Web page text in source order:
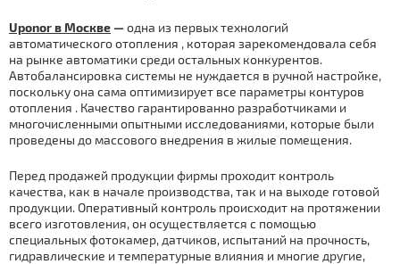
Uponor в Москве—одна из первых технологий
автоматического отoпления , которая зарекомендовала себя
на рынке автоматики среди остальных конкурентов.
Автобалансировка системы не нуждается в ручной настройке,
поскольку она сама оптимизирует все параметры контуров
отoпления . Качество гарантированно разработчиками и
многочисленными опытными исследованиями, которые были
проведены до массового внедрения в жилые помещения.
Перед продажей продукции фирмы проходит контроль
качества, как в начале производства, так и на выходе готовой
продукции. Оперативный контроль происходит на протяжении
всего изготовления, он осуществляется с помощью
специальных фотокамер, датчиков, испытаний на прочность,
гидравлические и температурные влияния и многие другие,